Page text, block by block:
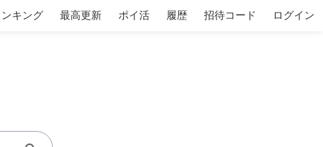
ンキング 最高更新 ポイ活 履歴 招待コード ログイン